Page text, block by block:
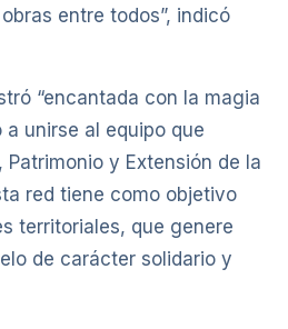
entre todos”, indicó
“encantada con la magia
unirse al equipo que
y Extensión de la
red tiene como objetivo
territoriales, que genere
de carácter solidario y